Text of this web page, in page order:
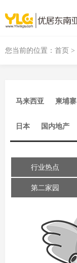
您当前的位置： 首页 >
马来西亚 柬埔寨
日本 国内地产
行业热点
第二家园